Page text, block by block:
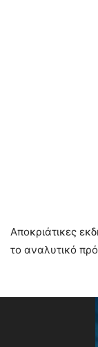
Αποκριάτικες
το αναλυτικό